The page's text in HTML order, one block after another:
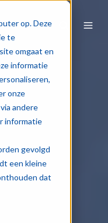
op. Deze
te
omgaat en
informatie
onze
andere
informatie
gevolgd
een kleine
dat